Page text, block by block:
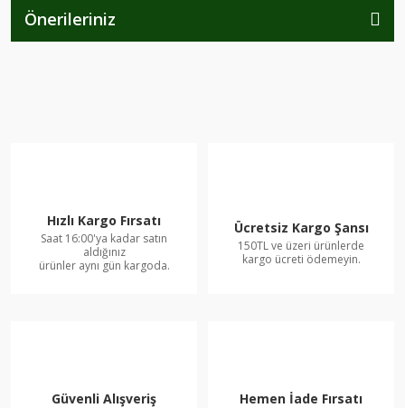
Önerileriniz
Hızlı Kargo Fırsatı
Saat 16:00'ya kadar satın
aldığınız
ürünler aynı gün kargoda.
Ücretsiz Kargo Şansı
150TL ve üzeri ürünlerde
kargo ücreti ödemeyin.
Güvenli Alışveriş Hemen İade Fırsatı